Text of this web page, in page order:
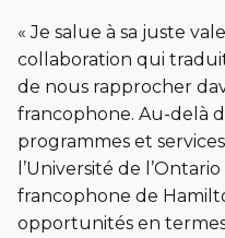
« Je salue à sa juste
collaboration qui
de nous rapprocher
francophone. Au-delà
programmes et
l’Université de
francophone de
opportunités en termes